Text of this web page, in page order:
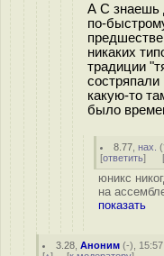
А С знаешь
по-
никаких
традиции
какую-то
было
8.77 ,нах. (
[ответить] [
юникс
на
показать
3.28 ,Аноним (-),